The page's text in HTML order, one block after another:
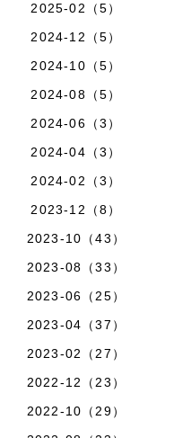
2025-02（5）
2024-12（5）
2024-10（5）
2024-08（5）
2024-06（3）
2024-04（3）
2024-02（3）
2023-12（8）
2023-10（43）
2023-08（33）
2023-06（25）
2023-04（37）
2023-02（27）
2022-12（23）
2022-10（29）